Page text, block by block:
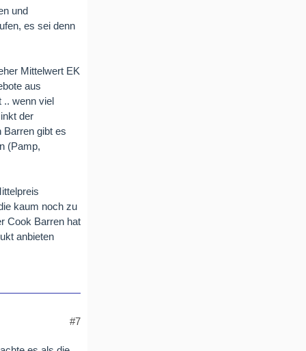
und
es sei denn
Mittelwert EK
aus
.. wenn viel
der
gibt es
(Pamp,
kaum noch zu
Cook Barren hat
anbieten
#7